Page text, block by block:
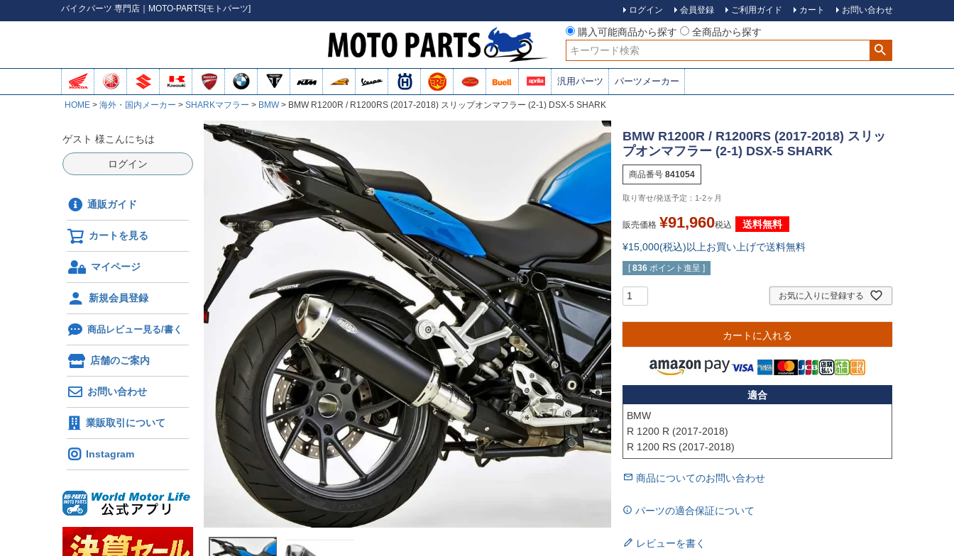
バイクパーツ 専門店｜MOTO-PARTS[モトパーツ] ログイン 会員登録 ご利用ガイド カート お問い合わせ
購入可能商品から探す
全商品から探す
検索
汎用パーツ パーツメーカー
HOME 海外・国内メーカー SHARKマフラー BMW BMW R1200R / R1200RS (2017-2018) スリップオンマフラー (2-1) DSX-5 SHARK
ゲスト 様こんにちは
ログイン
通販ガイド
カートを見る
マイページ
新規会員登録
商品レビュー見る/書く
店舗のご案内
お問い合わせ
業販取引について
Instagram
BMW R1200R / R1200RS (2017-2018) スリッ
プオンマフラー (2-1) DSX-5 SHARK
商品番号 841054
1-2ヶ月
販売価格 ¥91,960税込
送料無料
¥15,000(税込)以上お買い上げで送料無料
[ 836 ポイント進呈 ]
お気に入りに登録する
カートに入れる
適合
BMW
R 1200 R (2017-2018)
R 1200 RS (2017-2018)
商品についてのお問い合わせ
パーツの適合保証について
レビューを書く